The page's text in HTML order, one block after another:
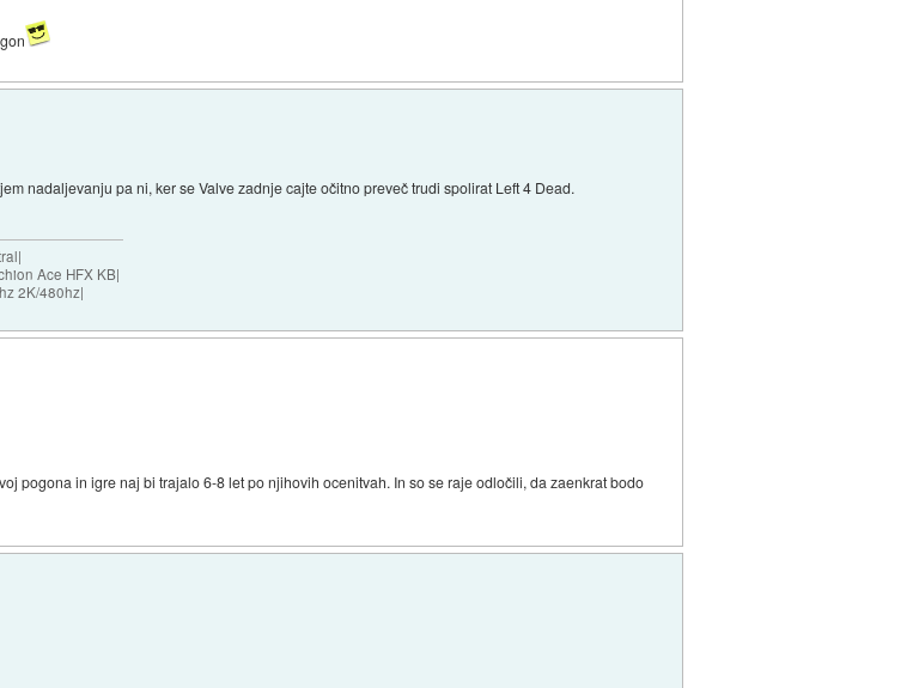
nadaljevanju pa ni, ker se Valve zadnje cajte očitno preveč trudi spolirat Left 4 Dead.
Ace HFX KB|
2K/480hz|
pogona in igre naj bi trajalo 6-8 let po njihovih ocenitvah. In so se raje odločili, da zaenkrat bodo